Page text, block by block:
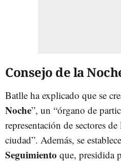
Consejo de la
Batlle ha explicado que se
Noche”, un “órgano de
representación de sectores
ciudad”. Además, se
Seguimiento que, presidida